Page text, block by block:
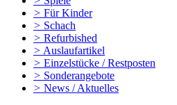
> Für Kinder
> Schach
> Refurbished
> Auslaufartikel
> Einzelstücke / Restposten
> Sonderangebote
> News / Aktuelles